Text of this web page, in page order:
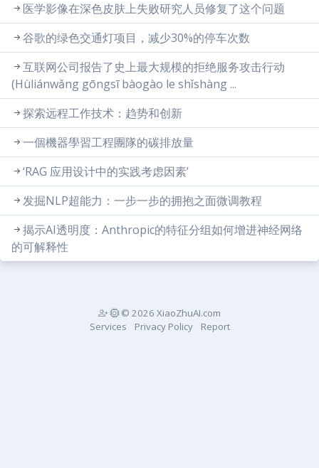
医学影像在深色皮肤上失败研究人员修复了这个问题
谷歌的绿色交通灯项目，减少30%的停车次数
互联网公司报告了史上最大规模的拒绝服务攻击行动
(Hùliánwǎng gōngsī bàogào le shǐshàng ...
探索远程工作技术：趋势和创新
一個機器學習工程團隊的碳排放量
‘RAG 应用设计中的实践考虑因素’
发掘NLP超能力：一步一步的拥抱之面微调教程
揭示AI透明度：Anthropic的特征分组如何增进神经网络
的可解释性
© 2026 XiaoZhuAI.com
Services
Privacy Policy Report